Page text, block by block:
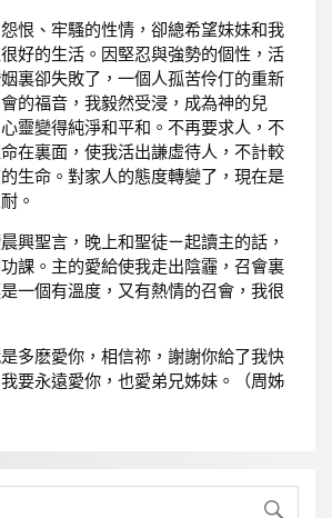
恨、牢騷的性情，卻總希望妹妹和我
好的生活。因堅忍與強勢的個性，活
裏卻失敗了，一個人孤苦伶仃的重新
的福音，我毅然受浸，成為神的兒
靈變得純淨和平和。不再要求人，不
在裏面，使我活出謙虛待人，不計較
生命。對家人的態度轉變了，現在是
。
興聖言，晚上和聖徒ㄧ起讀主的話，
課。主的愛給使我走出陰霾，召會裏
一個有溫度，又有熱情的召會，我很
多麽愛你，相信祢，謝謝你給了我快
要永遠愛你，也愛弟兄姊妹。（周姊